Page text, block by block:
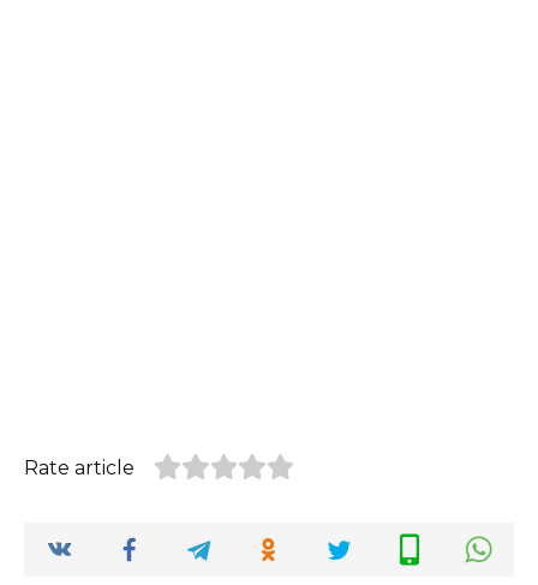
Rate article